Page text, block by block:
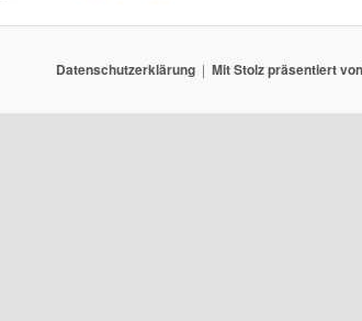
Datenschutzerklärung Mit Stolz präsentiert